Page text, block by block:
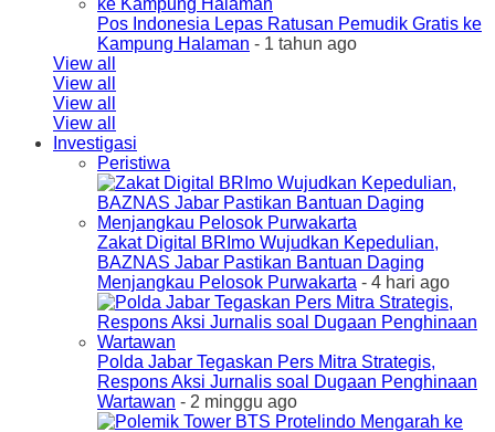
Pos Indonesia Lepas Ratusan Pemudik Gratis ke
Kampung Halaman - 1 tahun ago
View all
View all
View all
View all
Investigasi
Peristiwa
Zakat Digital BRImo Wujudkan Kepedulian,
BAZNAS Jabar Pastikan Bantuan Daging
Menjangkau Pelosok Purwakarta - 4 hari ago
Polda Jabar Tegaskan Pers Mitra Strategis,
Respons Aksi Jurnalis soal Dugaan Penghinaan
Wartawan - 2 minggu ago